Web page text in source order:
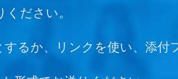
ださい。
るか、リンクを使い、添付